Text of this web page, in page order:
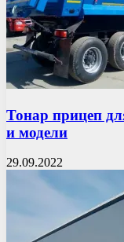
Тонар прицеп
и модели
29.09.2022